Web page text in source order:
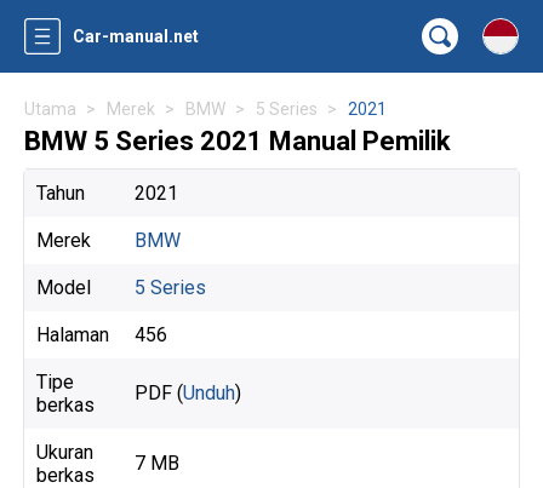
Car-manual.net
Utama Merek BMW 5 Series 2021
BMW 5 Series 2021 Manual Pemilik
Tahun 2021
Merek BMW
Model 5 Series
Halaman 456
Tipe
berkas
PDF (Unduh)
Ukuran
berkas
7 MB